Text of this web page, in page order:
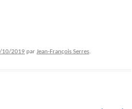
10/2019 par Jean-François Serres.